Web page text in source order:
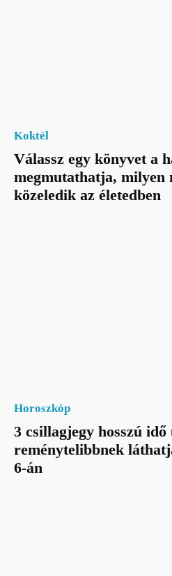
Koktél
Válassz egy könyvet a
megmutathatja, milyen
közeledik az életedben
Horoszkóp
3 csillagjegy hosszú idő
reménytelibbnek
6-án